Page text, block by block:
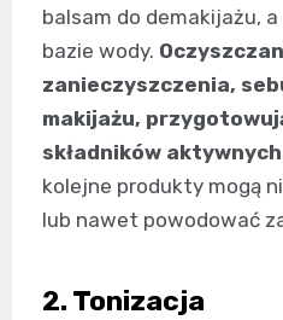
balsam do demakijażu,
bazie wody.
zanieczyszczenia,
makijażu,
składników
kolejne produkty mogą
lub nawet powodować
2. Tonizacja